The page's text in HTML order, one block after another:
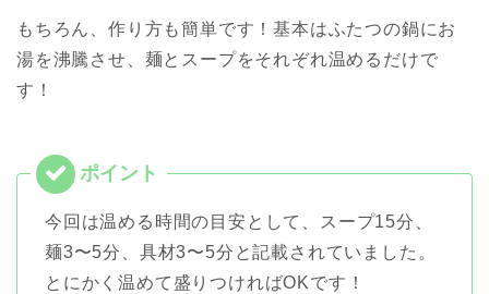
もちろん、作り方も簡単です！基本はふたつの鍋にお
湯を沸騰させ、麺とスープをそれぞれ温めるだけで
す！
今回は温める時間の目安として、スープ15分、
麺3〜5分、具材3〜5分と記載されていました。
とにかく温めて盛りつければOKです！